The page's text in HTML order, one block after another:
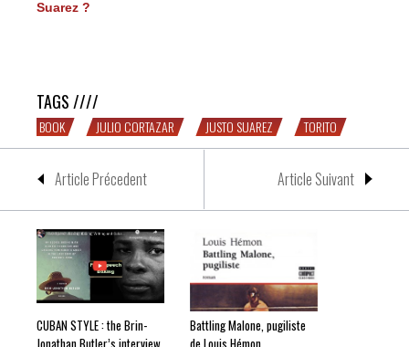
Suarez ?
TAGS ////
BOOK JULIO CORTAZAR JUSTO SUAREZ TORITO
Article Précedent Article Suivant
CUBAN STYLE : the Brin-
Jonathan Butler’s interview
Battling Malone, pugiliste
de Louis Hémon